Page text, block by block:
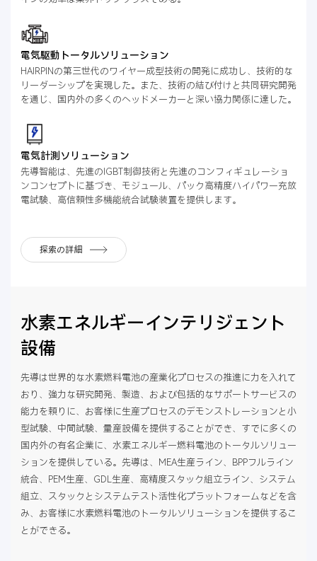
電気駆動トータルソリューション
HAIRPINの第三世代のワイヤー成型技術の開発に成功し、技術的な
リーダーシップを実現した。また、技術の結び付けと共同研究開発
を通じ、国内外の多くのヘッドメーカーと深い協力関係に達した。
電気計測ソリューション
先導智能は、先進のIGBT制御技術と先進のコンフィギュレーショ
ンコンセプトに基づき、モジュール、パック高精度ハイパワー充放
電試験、高信頼性多機能統合試験装置を提供します。
探索の詳細
水素エネルギーインテリジェント
設備
先導は世界的な水素燃料電池の産業化プロセスの推進に力を入れて
おり、強力な研究開発、製造、および包括的なサポートサービスの
能力を頼りに、お客様に生産プロセスのデモンストレーションと小
型試験、中間試験、量産設備を提供することができ、すでに多くの
国内外の有名企業に、水素エネルギー燃料電池のトータルソリュー
ションを提供している。先導は、MEA生産ライン、BPPフルライン
統合、PEM生産、GDL生産、高精度スタック組立ライン、システム
組立、スタックとシステムテスト活性化プラットフォームなどを含
み、お客様に水素燃料電池のトータルソリューションを提供するこ
とができる。